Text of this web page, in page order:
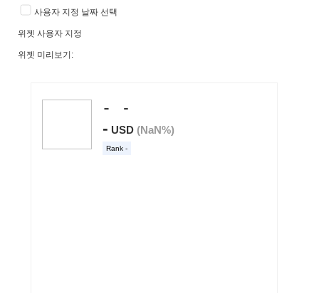
사용자 지정 날짜 선택
위젯 사용자 지정
위젯 미리보기: